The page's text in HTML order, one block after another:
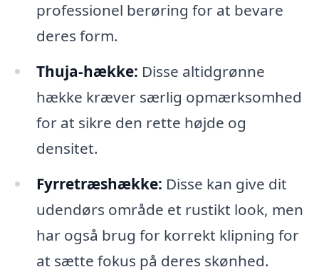
professionel berøring for at bevare
deres form.
Thuja-hække: Disse altidgrønne
hække kræver særlig opmærksomhed
for at sikre den rette højde og
densitet.
Fyrretræshække: Disse kan give dit
udendørs område et rustikt look, men
har også brug for korrekt klipning for
at sætte fokus på deres skønhed.